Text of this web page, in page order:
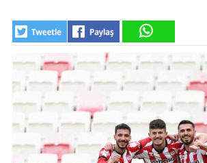
GÜNDEM
SİYASET
EKONOMİ
DÜNYA
MAGAZİN